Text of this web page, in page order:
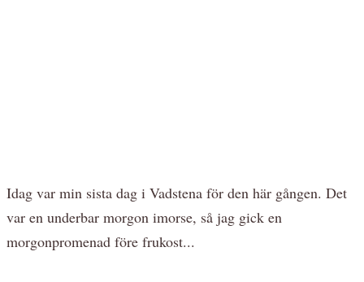
Idag var min sista dag i Vadstena för den här gången. Det
var en underbar morgon imorse, så jag gick en
morgonpromenad före frukost...